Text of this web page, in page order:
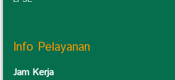
Info Pelayanan
Jam Kerja